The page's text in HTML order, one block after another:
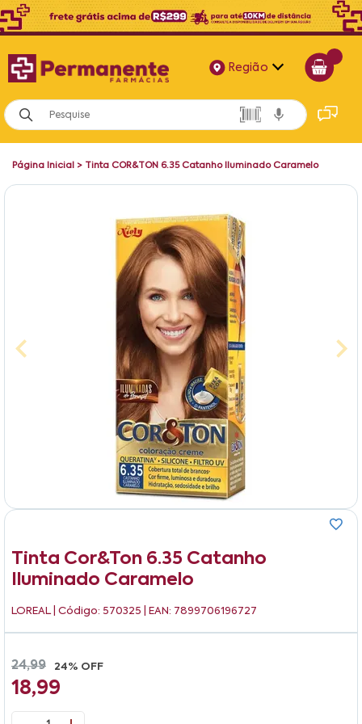
Região
Alagoas
Bahia
Página Inicial > Tinta COR&TON 6.35 Catanho Iluminado Caramelo
Tinta Cor&ton 6.35 Catanho
Iluminado Caramelo
LOREAL | Código: 570325 | EAN: 7899706196727
24,99 24% OFF
18,99